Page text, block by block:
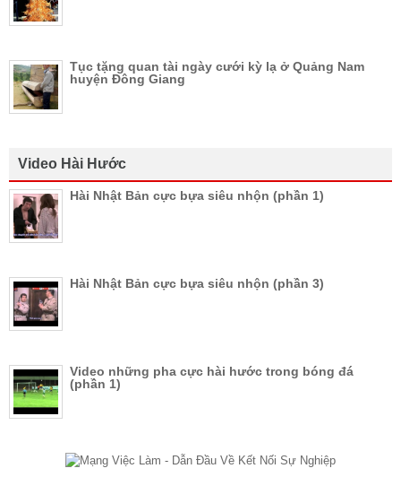
Tục tặng quan tài ngày cưới kỳ lạ ở Quảng Nam
huyện Đông Giang
Video Hài Hước
Hài Nhật Bản cực bựa siêu nhộn (phần 1)
Hài Nhật Bản cực bựa siêu nhộn (phần 3)
Video những pha cực hài hước trong bóng đá
(phần 1)